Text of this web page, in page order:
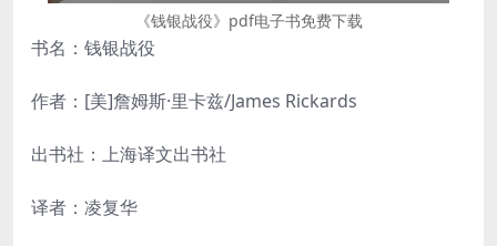
《钱银战役》pdf电子书免费下载
书名：钱银战役
作者：[美]詹姆斯·里卡兹/James Rickards
出书社：上海译文出书社
译者：凌复华